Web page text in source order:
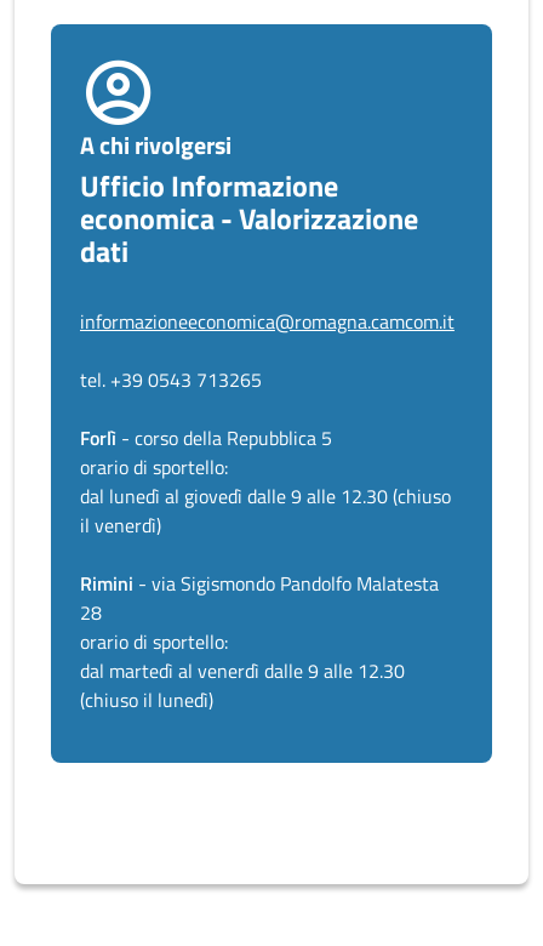
A chi rivolgersi
Ufficio Informazione
economica - Valorizzazione
dati
informazioneeconomica@romagna.camcom.it
tel. +39 0543 713265
Forlì - corso della Repubblica 5
orario di sportello:
dal lunedì al giovedì dalle 9 alle 12.30 (chiuso
il venerdì)
Rimini - via Sigismondo Pandolfo Malatesta
28
orario di sportello:
dal martedì al venerdì dalle 9 alle 12.30
(chiuso il lunedì)